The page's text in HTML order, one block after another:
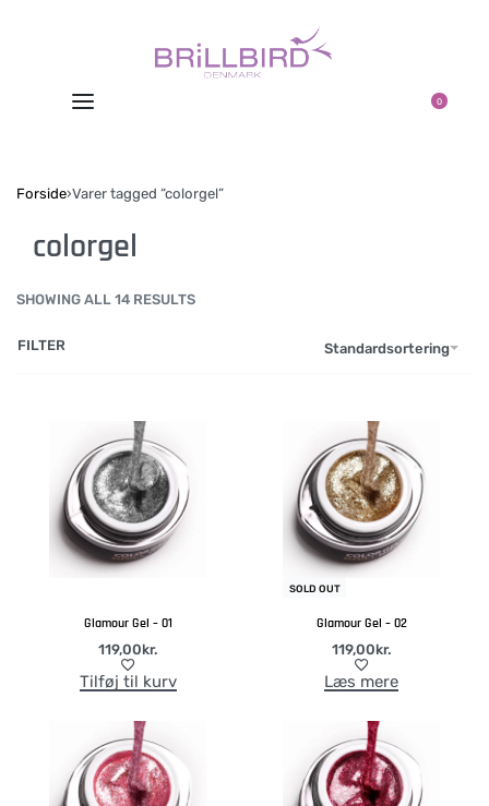
0
Forside›Varer tagged “colorgel”
colorgel
SHOWING ALL 14 RESULTS
Standardsortering
FILTER
Glamour Gel – 01
119,00kr.
Tilføj til kurv
SOLD OUT
Glamour Gel – 02
119,00kr.
Læs mere